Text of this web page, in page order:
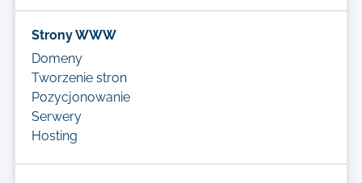
Strony WWW
Domeny
Tworzenie stron
Pozycjonowanie
Serwery
Hosting